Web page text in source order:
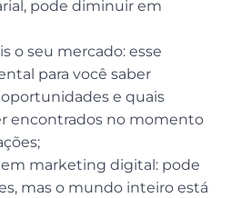
pode diminuir em
o seu mercado: esse
para você saber
e quais
encontrados no momento
marketing digital: pode
mas o mundo inteiro está